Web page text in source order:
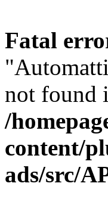
Fatal
not found
/
content/
ads/src/